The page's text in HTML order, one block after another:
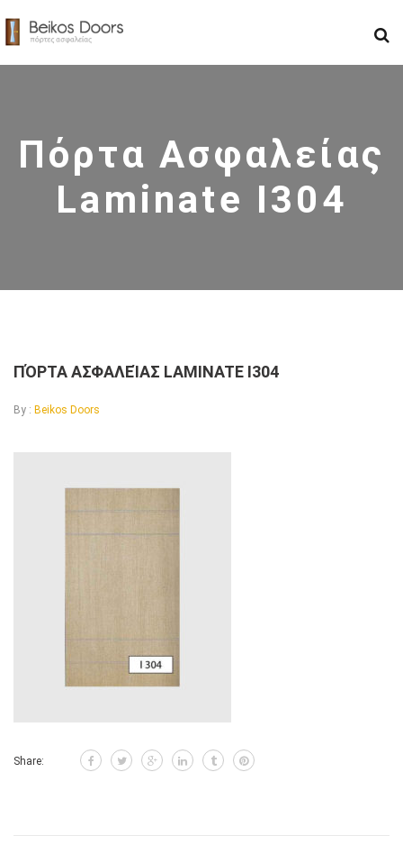
Πόρτα Ασφαλείας
Laminate I304
ΠΌΡΤΑ ΑΣΦΑΛΕΊΑΣ LAMINATE I304
By : Beikos Doors
Share: